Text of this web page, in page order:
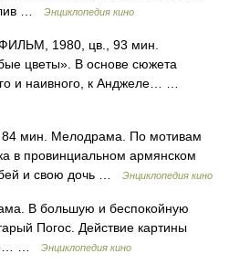
…
Энциклопедия кино
1980, цв., 93 мин.
цветы». В основе сюжета
и наивного, к Анджеле… …
мин. Мелодрама. По мотивам
в провинциальном армянском
и свою дочь …
Энциклопедия кино
В большую и беспокойную
Погос. Действие картины
…
Энциклопедия кино